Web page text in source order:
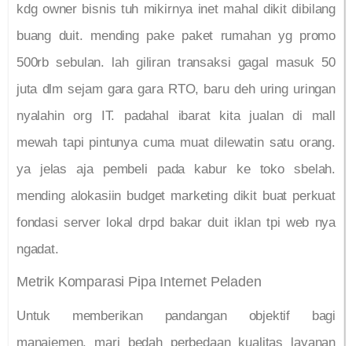
kdg owner bisnis tuh mikirnya inet mahal dikit dibilang
buang duit. mending pake paket rumahan yg promo
500rb sebulan. lah giliran transaksi gagal masuk 50
juta dlm sejam gara gara RTO, baru deh uring uringan
nyalahin org IT. padahal ibarat kita jualan di mall
mewah tapi pintunya cuma muat dilewatin satu orang.
ya jelas aja pembeli pada kabur ke toko sbelah.
mending alokasiin budget marketing dikit buat perkuat
fondasi server lokal drpd bakar duit iklan tpi web nya
ngadat.
Metrik Komparasi Pipa Internet Peladen
Untuk memberikan pandangan objektif bagi
manajemen, mari bedah perbedaan kualitas layanan